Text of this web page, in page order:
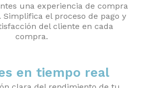
una experiencia de compra
Simplifica el proceso de pago y
del cliente en cada
compra.
en tiempo real